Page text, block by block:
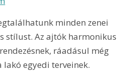
minden zenei
stílust. Az ajtók harmonikus
ráadásul még
egyedi terveinek.